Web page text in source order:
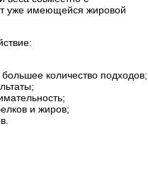
уже имеющейся жировой
количество подходов;
и жиров;